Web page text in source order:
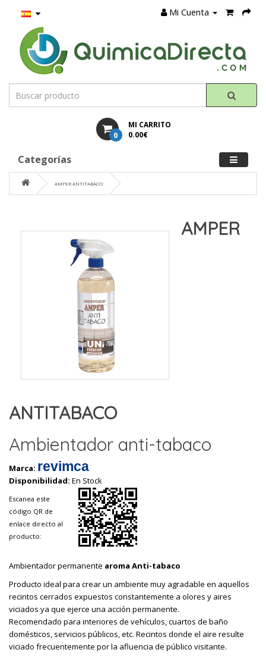
Mi Cuenta
MI CARRITO
0 0.00€
Categorías
AMPER ANTITABACO
AMPER
ANTITABACO
Ambientador anti-tabaco
Marca: revimca
Disponibilidad: En Stock
Escanea este
código QR de
enlace directo al
producto:
Ambientador permanente aroma Anti-tabaco
Producto ideal para crear un ambiente muy agradable en aquellos
recintos cerrados expuestos constantemente a olores y aires
viciados ya que ejerce una acción permanente.
Recomendado para interiores de vehículos, cuartos de baño
domésticos, servicios públicos, etc. Recintos donde el aire resulte
viciado frecuentemente por la afluencia de público visitante.